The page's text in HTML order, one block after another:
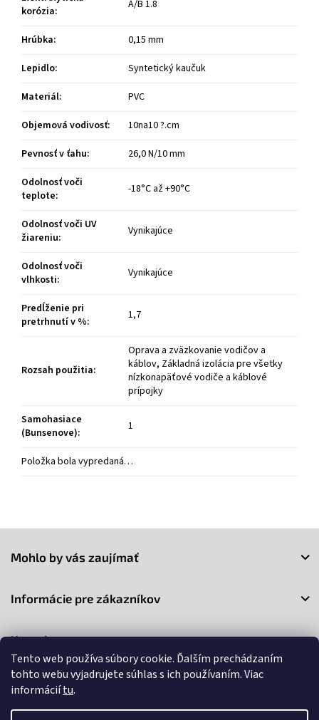
Tento web používa súbory cookie. Ďalším prechádzaním
tohto webu vyjadrujete súhlas s ich používaním. Viac
informáciítu.
korózia: A/B 1.8
Hrúbka:
0,15 mm
Lepidlo:
Syntetický kaučuk
Materiál:
PVC
Objemová vodivosť:
10na10 ?.cm
Pevnosť v ťahu:
26,0 N/10 mm
Odolnosť voči
teplote: -18°C až +90°C
Odolnosť voči UV
žiareniu: Vynikajúce
Odolnosť voči
vlhkosti: Vynikajúce
Predĺženie pri
pretrhnutí v %: 1,7
Rozsah použitia:
Oprava a zväzkovanie vodičov a
káblov, Základná izolácia pre všetky
nízkonapäťové vodiče a káblové
prípojky
Samohasiace
(Bunsenove): 1
Položka bola vypredaná…
Mohlo by vás zaujímať
Informácie pre zákazníkov
Kontakt